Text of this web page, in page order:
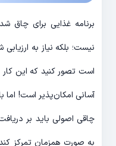
برنامه غذایی برای چاق
نیست؛ بلکه نیاز به
است تصور کنید که این کار
آسانی امکان‌پذیر است! اما
چاقی اصولی باید بر
به صورت همزمان تمرکز